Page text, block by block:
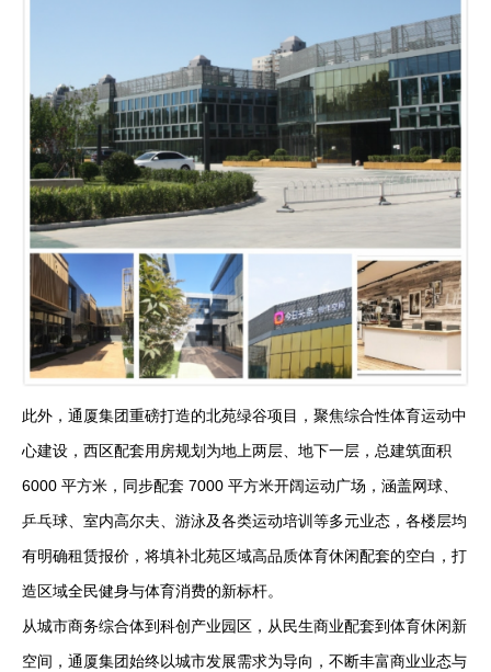
此外，通厦集团重磅打造的北苑绿谷项目，聚焦综合性体育运动中
心建设，西区配套用房规划为地上两层、地下一层，总建筑面积
6000 平方米，同步配套 7000 平方米开阔运动广场，涵盖网球、
乒乓球、室内高尔夫、游泳及各类运动培训等多元业态，各楼层均
有明确租赁报价，将填补北苑区域高品质体育休闲配套的空白，打
造区域全民健身与体育消费的新标杆。
从城市商务综合体到科创产业园区，从民生商业配套到体育休闲新
空间，通厦集团始终以城市发展需求为导向，不断丰富商业业态与